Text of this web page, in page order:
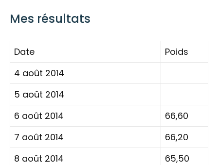
Mes résultats
Date
Poids
4 août 2014
5 août 2014
6 août 2014
66,60
7 août 2014
66,20
8 août 2014
65,50